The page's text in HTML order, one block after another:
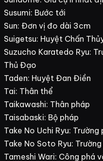
Susumi: Bước tới
Sun: Đơn vị đo dài 3cm
Suigetsu: Huyệt Chấn
Suzucho Karatedo Ryu:
Thủ Đạo
Taden: Huyệt Đan Điền
Tai: Thân thể
Taikawashi: Thân pháp
Taisabaski: Bộ pháp
Take No Uchi Ryu: Trường
Take No Soto Ryu:
Tameshi Wari: Công phá